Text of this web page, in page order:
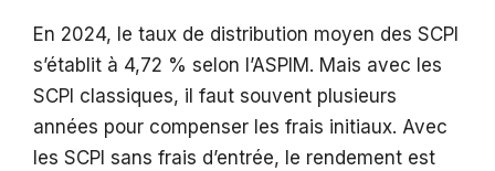
En 2024, le taux de distribution moyen des SCPI
s’établit à 4,72 % selon l’ASPIM. Mais avec les
SCPI classiques, il faut souvent plusieurs
années pour compenser les frais initiaux. Avec
les SCPI sans frais d’entrée, le rendement est